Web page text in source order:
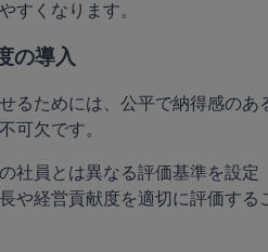
すくなります。
の導入
るためには、公平で納得感のあ
可欠です。
社員とは異なる評価基準を設定
や経営貢献度を適切に評価する